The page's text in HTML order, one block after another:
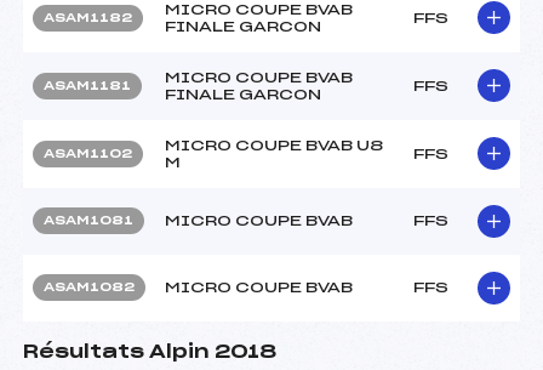
ASAM1182
MICRO COUPE BVAB
FINALE GARCON
FFS
ASAM1181
MICRO COUPE BVAB
FINALE GARCON
FFS
ASAM1102
MICRO COUPE BVAB U8
M
FFS
ASAM1081 MICRO COUPE BVAB FFS
ASAM1082 MICRO COUPE BVAB FFS
Résultats Alpin 2018